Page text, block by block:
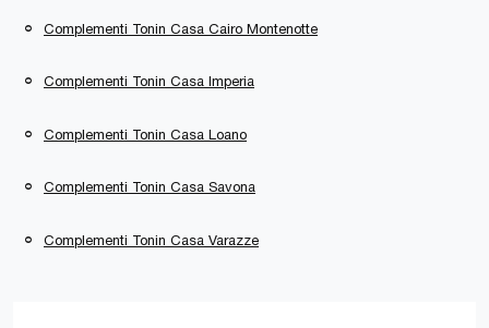
Complementi Tonin Casa Cairo Montenotte
Complementi Tonin Casa Imperia
Complementi Tonin Casa Loano
Complementi Tonin Casa Savona
Complementi Tonin Casa Varazze